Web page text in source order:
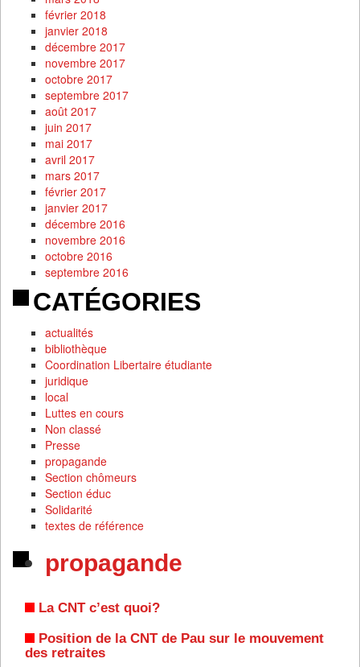
février 2018
janvier 2018
décembre 2017
novembre 2017
octobre 2017
septembre 2017
août 2017
juin 2017
mai 2017
avril 2017
mars 2017
février 2017
janvier 2017
décembre 2016
novembre 2016
octobre 2016
septembre 2016
CATÉGORIES
actualités
bibliothèque
Coordination Libertaire étudiante
juridique
local
Luttes en cours
Non classé
Presse
propagande
Section chômeurs
Section éduc
Solidarité
textes de référence
propagande
La CNT c’est quoi?
Position de la CNT de Pau sur le mouvement
des retraites